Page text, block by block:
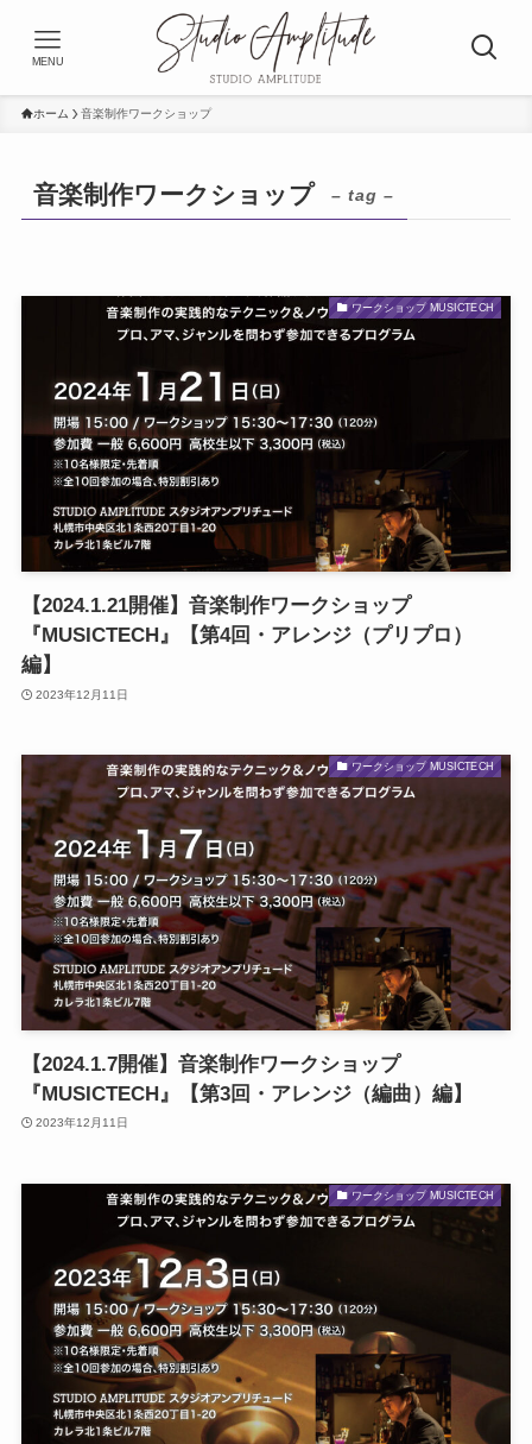
MENU
ホーム 音楽制作ワークショップ
音楽制作ワークショップ – tag –
ワークショップ MUSICTECH
【2024.1.21開催】音楽制作ワークショップ
『MUSICTECH』【第4回・アレンジ（プリプロ）
編】
2023年12月11日
ワークショップ MUSICTECH
【2024.1.7開催】音楽制作ワークショップ
『MUSICTECH』【第3回・アレンジ（編曲）編】
2023年12月11日
ワークショップ MUSICTECH